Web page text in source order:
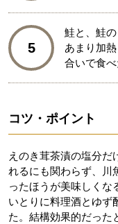
5
鮭と、鮭
あまり加
合いで食べ
コツ・ポイント
えのき茸茶漬の塩分だ
れるにも関わらず、川
ったほうが美味しくな
いとりに料理酒とゆず
た。結構効果的だっ